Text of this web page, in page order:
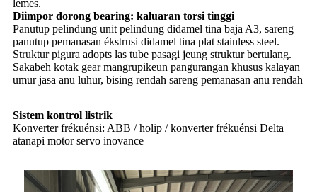
lemes.
Diimpor dorong bearing: kaluaran torsi tinggi
Panutup pelindung unit pelindung didamel tina baja A3, sareng
panutup pemanasan ékstrusi didamel tina plat stainless steel.
Struktur pigura adopts las tube pasagi jeung struktur bertulang.
Sakabeh kotak gear mangrupikeun pangurangan khusus kalayan
umur jasa anu luhur, bising rendah sareng pemanasan anu rendah
Sistem kontrol listrik
Konverter frékuénsi: ABB / holip / konverter frékuénsi Delta
atanapi motor servo inovance